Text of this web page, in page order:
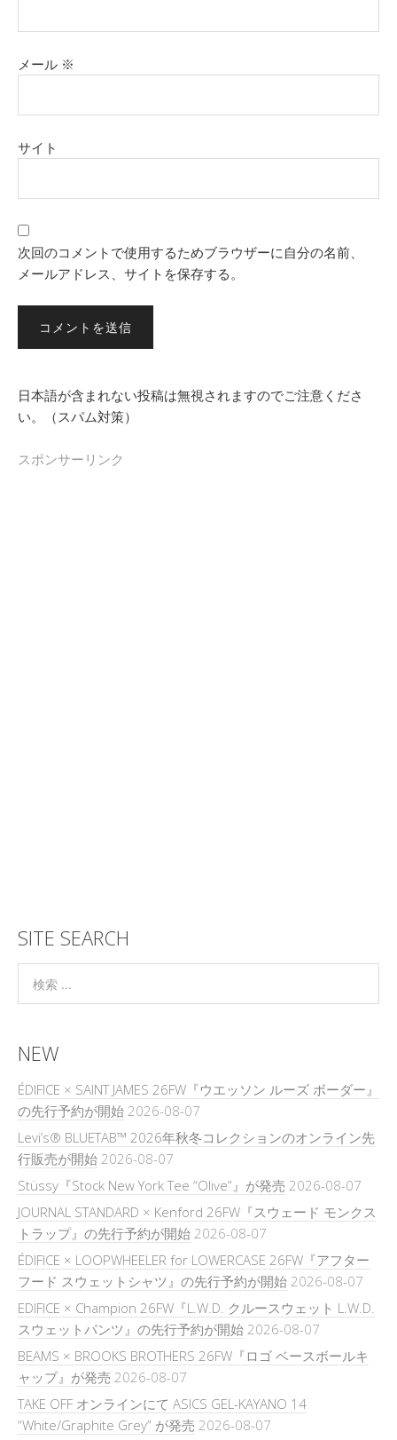
メール ※
サイト
次回のコメントで使用するためブラウザーに自分の名前、
メールアドレス、サイトを保存する。
日本語が含まれない投稿は無視されますのでご注意くださ
い。（スパム対策）
スポンサーリンク
SITE SEARCH
NEW
ÉDIFICE × SAINT JAMES 26FW『ウエッソン ルーズ ボーダー』
の先行予約が開始 2026-08-07
Levi’s® BLUETAB™ 2026年秋冬コレクションのオンライン先
行販売が開始 2026-08-07
Stüssy『Stock New York Tee “Olive”』が発売 2026-08-07
JOURNAL STANDARD × Kenford 26FW『スウェード モンクス
トラップ』の先行予約が開始 2026-08-07
ÉDIFICE × LOOPWHEELER for LOWERCASE 26FW『アフター
フード スウェットシャツ』の先行予約が開始 2026-08-07
EDIFICE × Champion 26FW『L.W.D. クルースウェット L.W.D.
スウェットパンツ』の先行予約が開始 2026-08-07
BEAMS × BROOKS BROTHERS 26FW『ロゴ ベースボールキ
ャップ』が発売 2026-08-07
TAKE OFF オンラインにて ASICS GEL-KAYANO 14
“White/Graphite Grey” が発売 2026-08-07